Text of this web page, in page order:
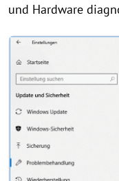
und Hardware